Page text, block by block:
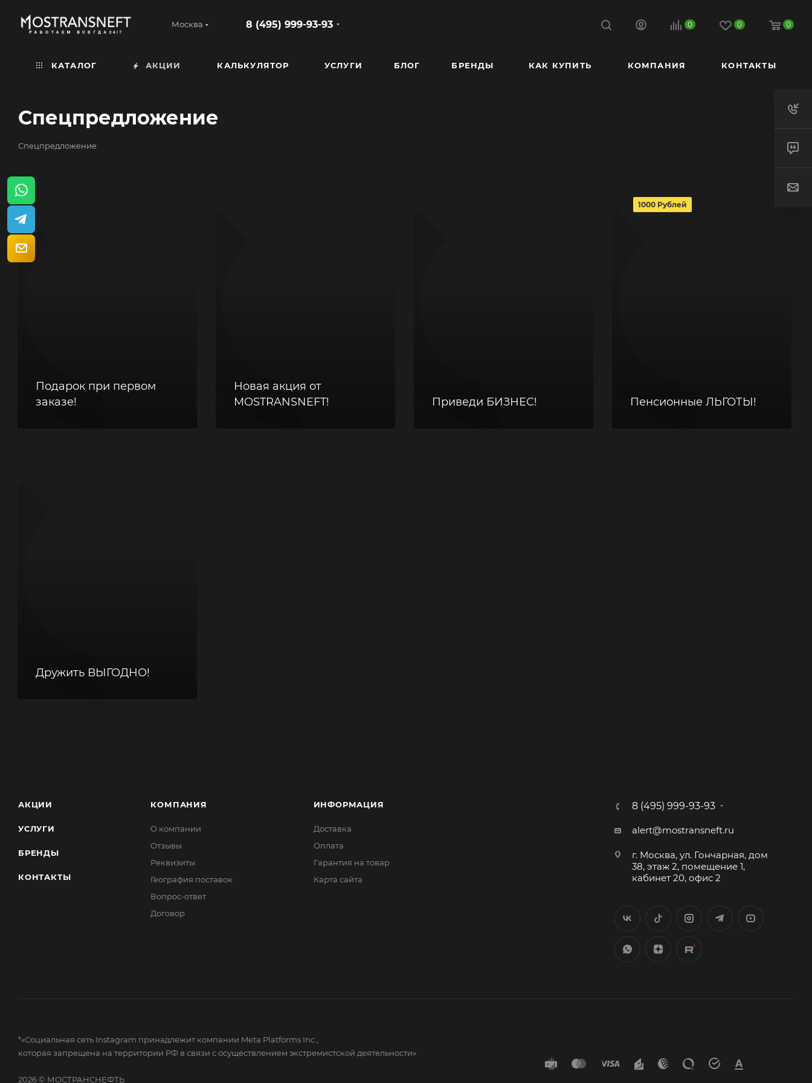
Москва 8 (495) 999-93-93 0 0 0
КАТАЛОГ АКЦИИ КАЛЬКУЛЯТОР УСЛУГИ БЛОГ БРЕНДЫ КАК КУПИТЬ КОМПАНИЯ КОНТАКТЫ
Спецпредложение
Спецпредложение
Подарок при первом
заказе!
Новая акция от
MOSTRANSNEFT!
Приведи БИЗНЕС! Пенсионные ЛЬГОТЫ!
1000 Рублей
Дружить ВЫГОДНО!
АКЦИИ
УСЛУГИ
БРЕНДЫ
КОНТАКТЫ
КОМПАНИЯ
О компании
Отзывы
Реквизиты
География поставок
Вопрос-ответ
Договор
ИНФОРМАЦИЯ
Доставка
Оплата
Гарантия на товар
Карта сайта
8 (495) 999-93-93
alert@mostransneft.ru
г. Москва, ул. Гончарная, дом
38, этаж 2, помещение 1,
кабинет 20, офис 2
*«Социальная сеть Instagram принадлежит компании Meta Platforms Inc.,
которая запрещена на территории РФ в связи с осуществлением экстремистской деятельности»
2026 © МОСТРАНСНЕФТЬ